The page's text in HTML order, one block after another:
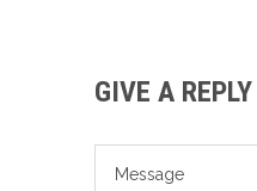
GIVE A REPLY